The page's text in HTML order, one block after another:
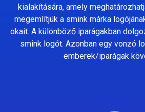
kialakítására, amely
megemlítjük a smink márka
okait. A különböző iparágakban
smink logót. Azonban egy vonzó
emberek/iparágak